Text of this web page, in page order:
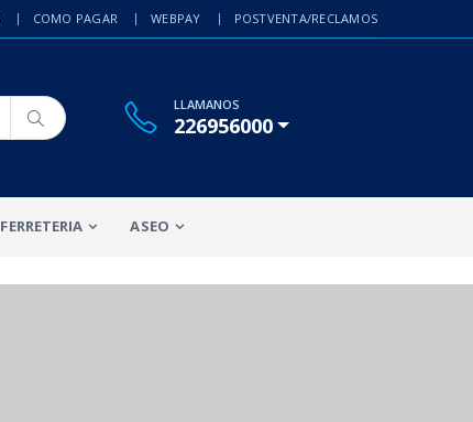
COMO PAGAR WEBPAY POSTVENTA/RECLAMOS
LLAMANOS
226956000
FERRETERIA ASEO